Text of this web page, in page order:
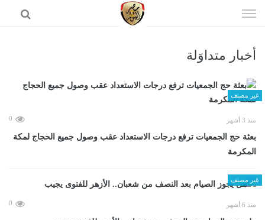
الى
أخبار متداوَلة
غير مصنف
منذ 3 أشهر 0
بعثة حج الجمعيات ترفع درجات الاستعداد عقب وصول جميع الحجاج لمكة
المكرمة
غير مصنف
منذ 6 أشهر 0